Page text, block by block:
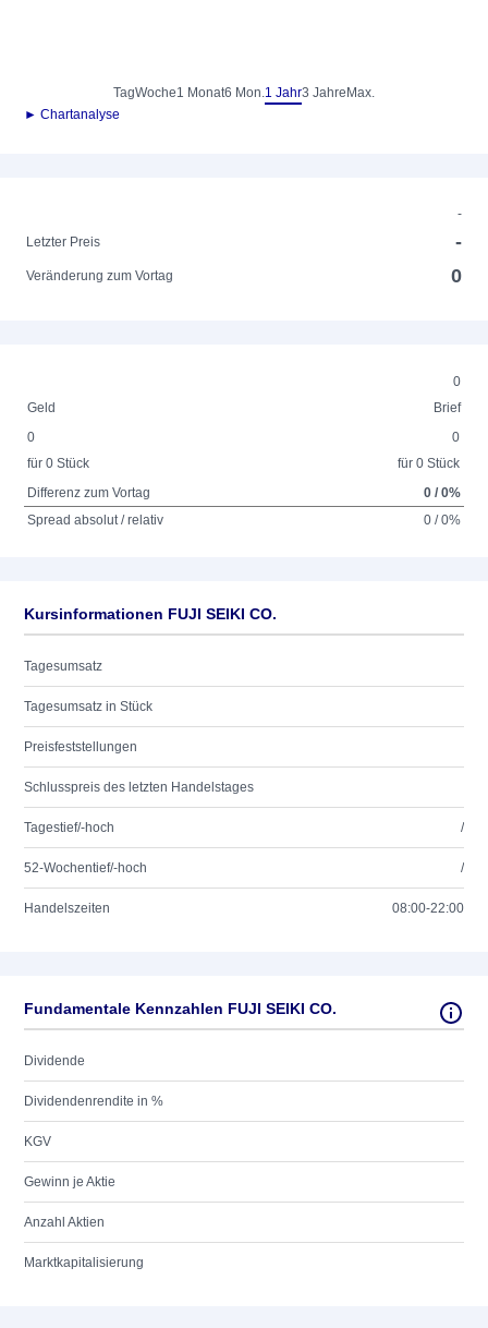
TagWoche1 Monat6 Mon.1 Jahr3 Jahre Max.
► Chartanalyse
-
Letzter Preis
-
Veränderung zum Vortag 0
0
Geld
Brief
0
für 0 Stück
0
für 0 Stück
Differenz zum Vortag
0 / 0%
Spread absolut / relativ
0 / 0%
Kursinformationen FUJI SEIKI CO.
Tagesumsatz
Tagesumsatz in Stück
Preisfeststellungen
Schlusspreis des letzten Handelstages
Tagestief/-hoch /
52-Wochentief/-hoch /
Handelszeiten 08:00-22:00
Fundamentale Kennzahlen FUJI SEIKI CO.
Dividende
Dividendenrendite in %
KGV
Gewinn je Aktie
Anzahl Aktien
Marktkapitalisierung